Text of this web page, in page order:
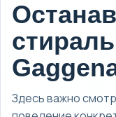
Стиральные,
дом по Москве и
Здесь важно